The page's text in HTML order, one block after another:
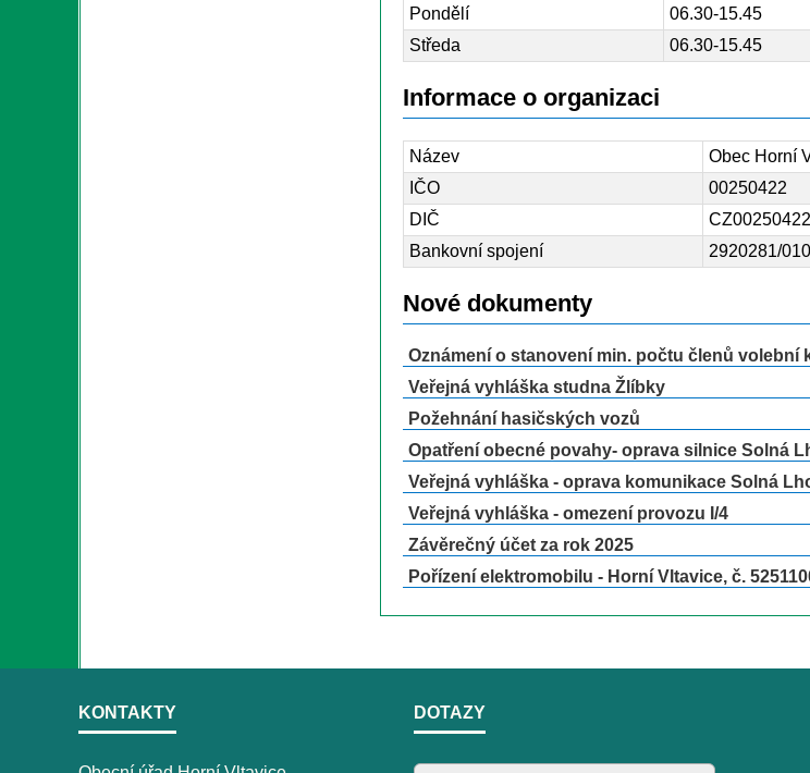
Pondělí
06.30-15.45
Středa
06.30-15.45
Informace o organizaci
Název
Obec Horní
IČO
00250422
DIČ
CZ00250422
Bankovní spojení
2920281/
Nové dokumenty
Oznámení o stanovení min. počtu členů volební
Veřejná vyhláška studna Žlíbky
Požehnání hasičských vozů
Opatření obecné povahy- oprava silnice Solná
Veřejná vyhláška - oprava komunikace Solná
Veřejná vyhláška - omezení provozu I/4
Závěrečný účet za rok 2025
Pořízení elektromobilu - Horní Vltavice, č.
KONTAKTY DOTAZY